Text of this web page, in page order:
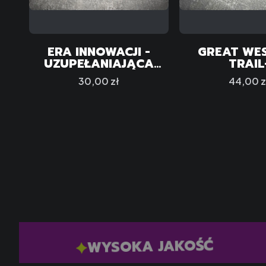
ERA INNOWACJI -
UZUPEŁANIAJĄCA
PLANSZA GRACZA
Cena
30,00 zł
GREAT
PLANSZA
Cena
44,00
WYSOKA JAKOŚĆ